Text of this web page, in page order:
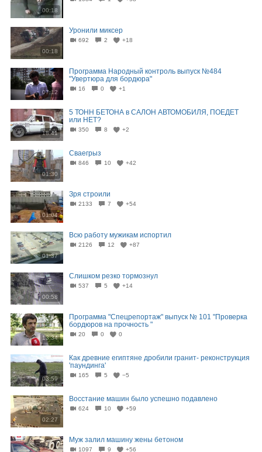
00:18
00:18
Уронили миксер
692 2 +18
07:12
Программа Народный контроль выпуск №484
"Увертюра для бордюра"
16 0 +1
18:41
5 ТОНН БЕТОНА в САЛОН АВТОМОБИЛЯ, ПОЕДЕТ
или НЕТ?
350 8 +2
01:30
Сваегрыз
846 10 +42
01:04
Зря строили
2133 7 +54
01:37
Всю работу мужикам испортил
2126 12 +87
00:58
Слишком резко тормознул
537 5 +14
13:34
Программа "Спецрепортаж" выпуск № 101 "Проверка
бордюров на прочность "
20 0 0
03:59
Как древние египтяне дробили гранит- реконструкция
'паундинга'
165 5 −5
02:27
Восстание машин было успешно подавлено
624 10 +59
Муж залил машину жены бетоном
1097 9 +56